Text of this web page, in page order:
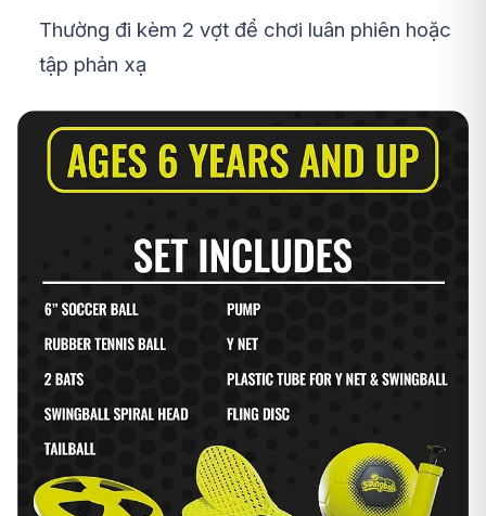
Thường đi kèm 2 vợt để chơi luân phiên hoặc
tập phản xạ